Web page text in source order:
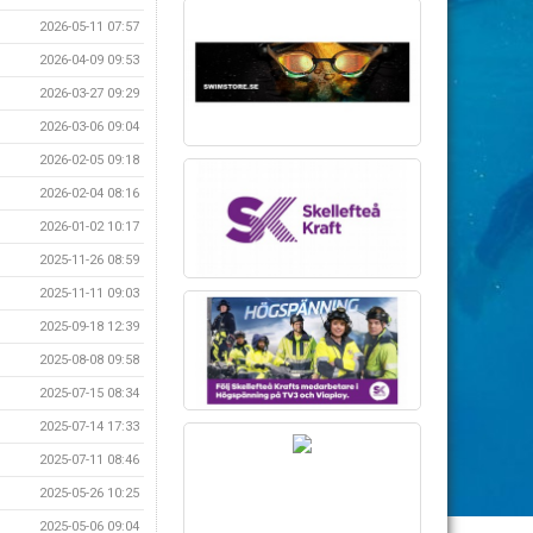
2026-05-11 07:57
2026-04-09 09:53
2026-03-27 09:29
2026-03-06 09:04
2026-02-05 09:18
2026-02-04 08:16
2026-01-02 10:17
2025-11-26 08:59
2025-11-11 09:03
2025-09-18 12:39
2025-08-08 09:58
2025-07-15 08:34
2025-07-14 17:33
2025-07-11 08:46
2025-05-26 10:25
2025-05-06 09:04